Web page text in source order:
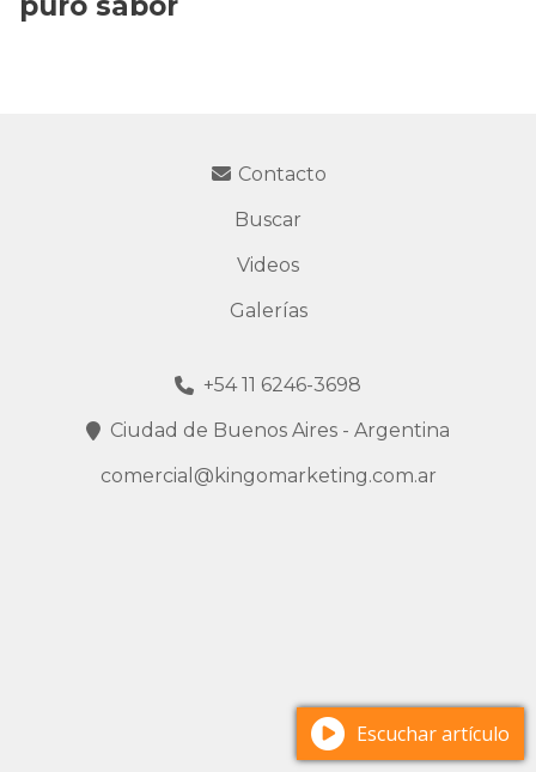
Contacto
Buscar
Videos
Galerías
+54 11 6246-3698
Ciudad de Buenos Aires - Argentina
comercial@kingomarketing.com.ar
Escuchar artículo